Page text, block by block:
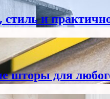
и
шторы для